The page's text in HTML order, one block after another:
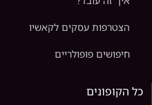
הצטרפות עסקים לקאשיו
חיפושים פופולריים
כל הקופונים